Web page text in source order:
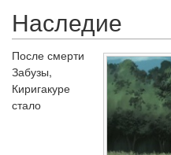
Наследие
После смерти
Забузы,
Киригакуре
стало